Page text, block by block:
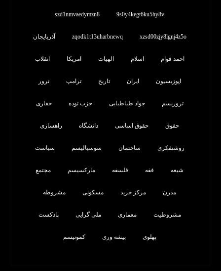
9s0y4kegt6ku5hy8v
szd1nmvaedymzn8
xzsd00zjy8lgnj4z5o
zqodk1t13uharbnewq آذربایجان
احمد قوام اسلام الهیات امریکا انقلاب
اپوزیسیون ایران تاریخ ترامپ ترور
تروریسم جواد طباطبایی حزب توده حفاری
حقوق حقوق اساسی دانشگاه راهسازی
روشنفکری ساختمان سوسیالیسم سیاست
شیعه فقه فلسفه مارکسیسم مجتمع
مدرن مرکز خرید مسکونی مشروطه
مشروطیت معماری ملی گرایی پادکست
پهلوی پیشه وری کمونیسم